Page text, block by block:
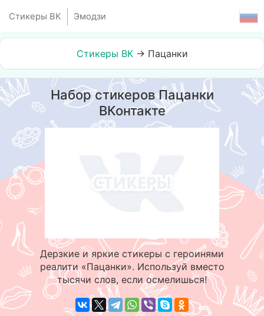
Стикеры ВК Эмодзи
Стикеры ВК→ Пацанки
Набор стикеров Пацанки
ВКонтакте
Дерзкие и яркие стикеры с героинями
реалити «Пацанки». Используй вместо
тысячи слов, если осмелишься!